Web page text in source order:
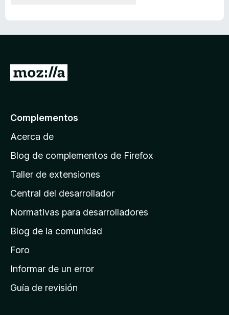
p
á
n
a
e
i
n
c
Complementos
Acerca de
Blog de complementos de Firefox
Taller de extensiones
Central del desarrollador
Normativas para desarrolladores
Blog de la comunidad
Foro
Informar de un error
Guía de revisión